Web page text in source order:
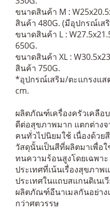
ขนาดสินค้า M :
สินค้า 480G. (มีอุปกรณ์เส
ขนาดสินค้า L :
650G.
ขนาดสินค้า XL :
สินค้า 750G.
*อุปกรณ์เสริม/ตะแกรงแส
cm.
ผลิตภัณฑ์เครื่องครัวเคลือ
ดีต่อสุขภาพมาก แตกต่าง
คนทั่วไปนิยมใช้ เนื่องด้วย
วัสดุนั้นเป็นสีที่ผลิตมาเพื่อ
ทนความร้อนสูงโดยเฉพา
ประเทศที่เน้นเรื่องสุขภา
ประเทศในแถบสแกนดิเน
ผลิตภัณฑ์อีนาเมลกันอย่าง
กว่าศตวรรษ